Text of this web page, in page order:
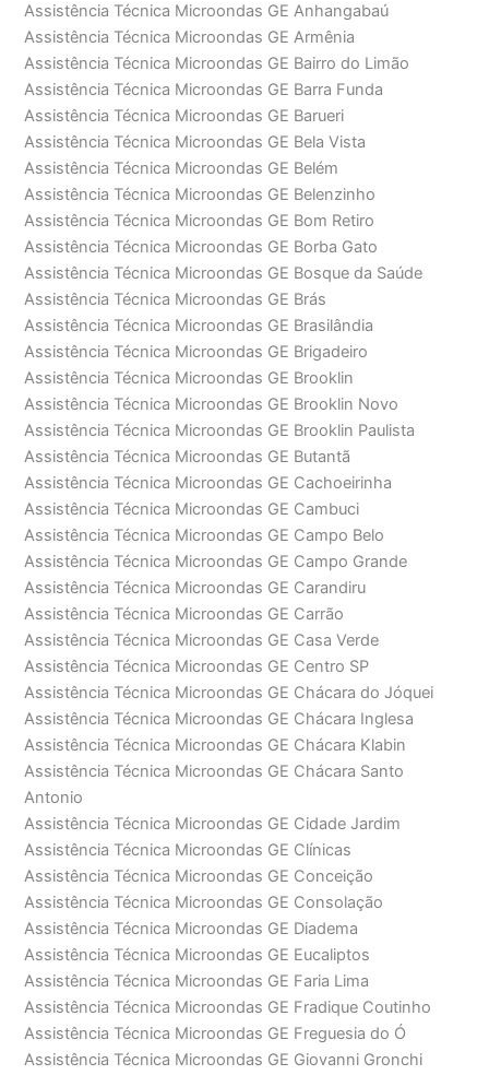
Assistência Técnica Microondas GE Anhangabaú
Assistência Técnica Microondas GE Armênia
Assistência Técnica Microondas GE Bairro do Limão
Assistência Técnica Microondas GE Barra Funda
Assistência Técnica Microondas GE Barueri
Assistência Técnica Microondas GE Bela Vista
Assistência Técnica Microondas GE Belém
Assistência Técnica Microondas GE Belenzinho
Assistência Técnica Microondas GE Bom Retiro
Assistência Técnica Microondas GE Borba Gato
Assistência Técnica Microondas GE Bosque da Saúde
Assistência Técnica Microondas GE Brás
Assistência Técnica Microondas GE Brasilândia
Assistência Técnica Microondas GE Brigadeiro
Assistência Técnica Microondas GE Brooklin
Assistência Técnica Microondas GE Brooklin Novo
Assistência Técnica Microondas GE Brooklin Paulista
Assistência Técnica Microondas GE Butantã
Assistência Técnica Microondas GE Cachoeirinha
Assistência Técnica Microondas GE Cambuci
Assistência Técnica Microondas GE Campo Belo
Assistência Técnica Microondas GE Campo Grande
Assistência Técnica Microondas GE Carandiru
Assistência Técnica Microondas GE Carrão
Assistência Técnica Microondas GE Casa Verde
Assistência Técnica Microondas GE Centro SP
Assistência Técnica Microondas GE Chácara do Jóquei
Assistência Técnica Microondas GE Chácara Inglesa
Assistência Técnica Microondas GE Chácara Klabin
Assistência Técnica Microondas GE Chácara Santo
Antonio
Assistência Técnica Microondas GE Cidade Jardim
Assistência Técnica Microondas GE Clínicas
Assistência Técnica Microondas GE Conceição
Assistência Técnica Microondas GE Consolação
Assistência Técnica Microondas GE Diadema
Assistência Técnica Microondas GE Eucaliptos
Assistência Técnica Microondas GE Faria Lima
Assistência Técnica Microondas GE Fradique Coutinho
Assistência Técnica Microondas GE Freguesia do Ó
Assistência Técnica Microondas GE Giovanni Gronchi